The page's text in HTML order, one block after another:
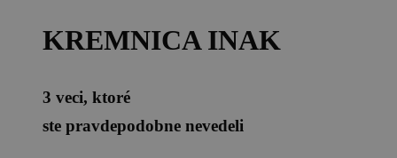
KREMNICA INAK
3 veci, ktoré
ste pravdepodobne nevedeli